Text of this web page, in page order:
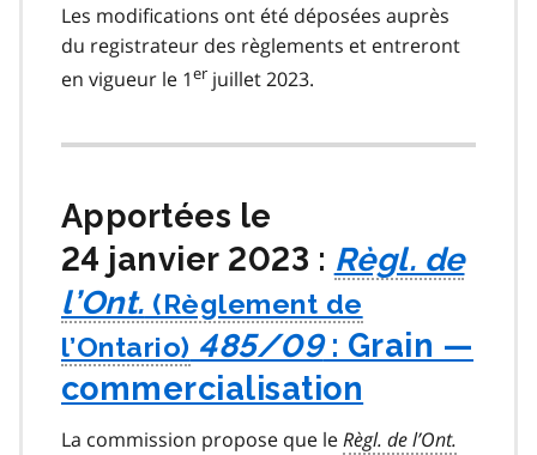
Les modifications ont été déposées auprès
du registrateur des règlements et entreront
en vigueur le 1er juillet 2023.
Apportées le
24 janvier 2023 : Règl. de
l’Ont.
485/09: Grain —
commercialisation
La commission propose que leRègl. de l’Ont.